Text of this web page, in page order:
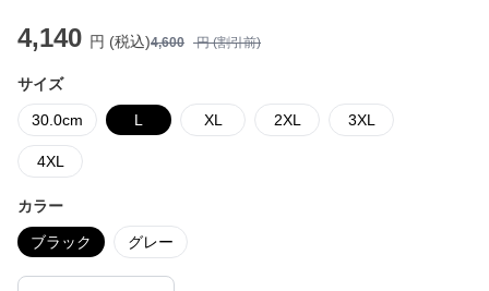
4,140 円 (税込)4,600 円 (割引前)
サイズ
30.0cm L XL 2XL 3XL
4XL
カラー
ブラック グレー